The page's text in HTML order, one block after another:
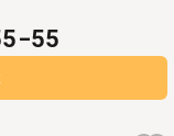
55